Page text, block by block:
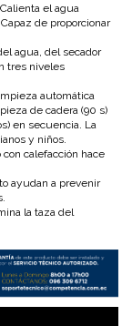
Calienta el agua
de proporcionar
agua, del secador
tres niveles
automática
de cadera (90 s)
en secuencia. La
y niños.
calefacción hace
ayudan a prevenir
la taza del